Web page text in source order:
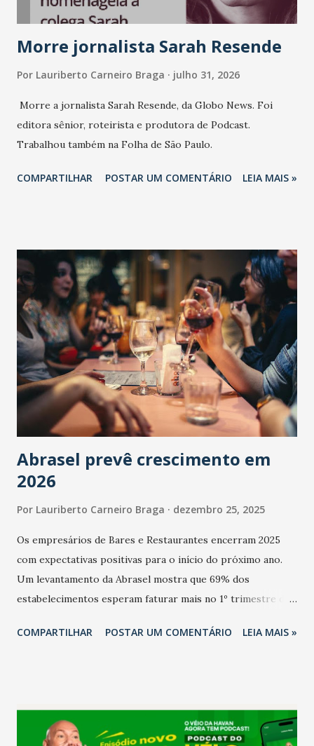
Morre jornalista Sarah Resende
Por Lauriberto Carneiro Braga julho 31, 2026
Morre a jornalista Sarah Resende, da Globo News. Foi
editora sênior, roteirista e produtora de Podcast.
Trabalhou também na Folha de São Paulo.
COMPARTILHAR POSTAR UM COMENTÁRIO LEIA MAIS »
Abrasel prevê crescimento em
2026
Por Lauriberto Carneiro Braga dezembro 25, 2025
Os empresários de Bares e Restaurantes encerram 2025
com expectativas positivas para o início do próximo ano.
Um levantamento da Abrasel mostra que 69% dos
estabelecimentos esperam faturar mais no 1º trimestre de
relação ao último trimestre deste ano, 56% também
confraternizações de fim de ano e pelo pagamento do 13º
Salário para um número maior de trabalhadores, já que o
COMPARTILHAR POSTAR UM COMENTÁRIO LEIA MAIS »